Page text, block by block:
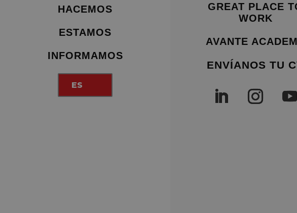
HACEMOS
ESTAMOS
INFORMAMOS
ES
GREAT PLACE
WORK
AVANTE
ENVÍANOS TU